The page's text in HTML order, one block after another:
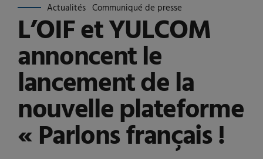
Actualités Communiqué de presse
L’OIF et YULCOM
annoncent le
lancement de la
nouvelle plateforme
« Parlons français !